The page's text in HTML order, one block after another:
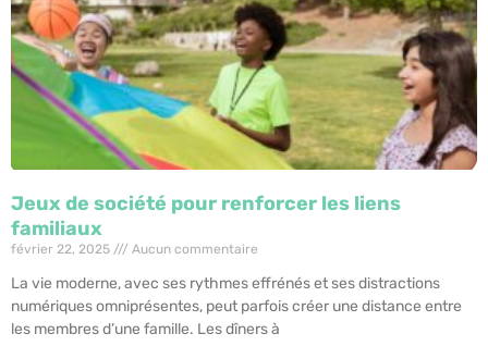
Jeux de société pour renforcer les liens
familiaux
février 22, 2025 Aucun commentaire
La vie moderne, avec ses rythmes effrénés et ses distractions
numériques omniprésentes, peut parfois créer une distance entre
les membres d’une famille. Les dîners à